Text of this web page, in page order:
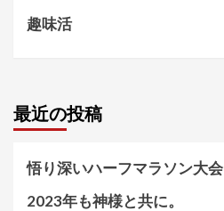
趣味活
最近の投稿
悟り深いハーフマラソン大会
2023年も神様と共に。